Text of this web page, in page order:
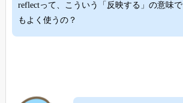
reflectって、こういう「反映する」の意味で
もよく使うの？